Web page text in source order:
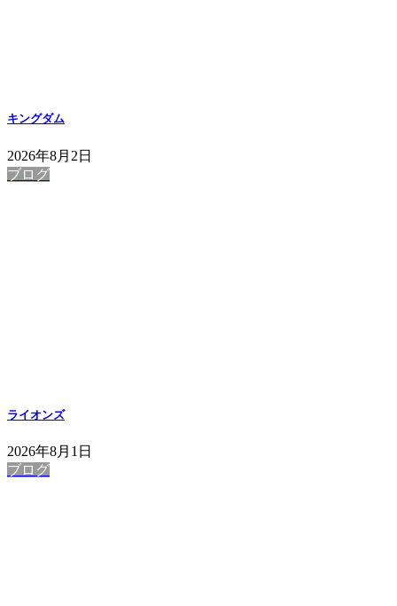
キングダム
2026年8月2日
ブログ
ライオンズ
2026年8月1日
ブログ